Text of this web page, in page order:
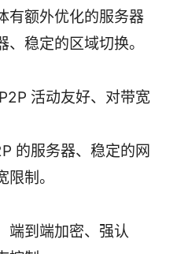
有额外优化的服务器
稳定的区域切换。
活动友好、对带宽
的服务器、稳定的网
制。
端到端加密、强认